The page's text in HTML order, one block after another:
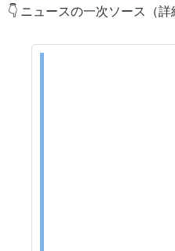
👇 ニュースの一次ソース（